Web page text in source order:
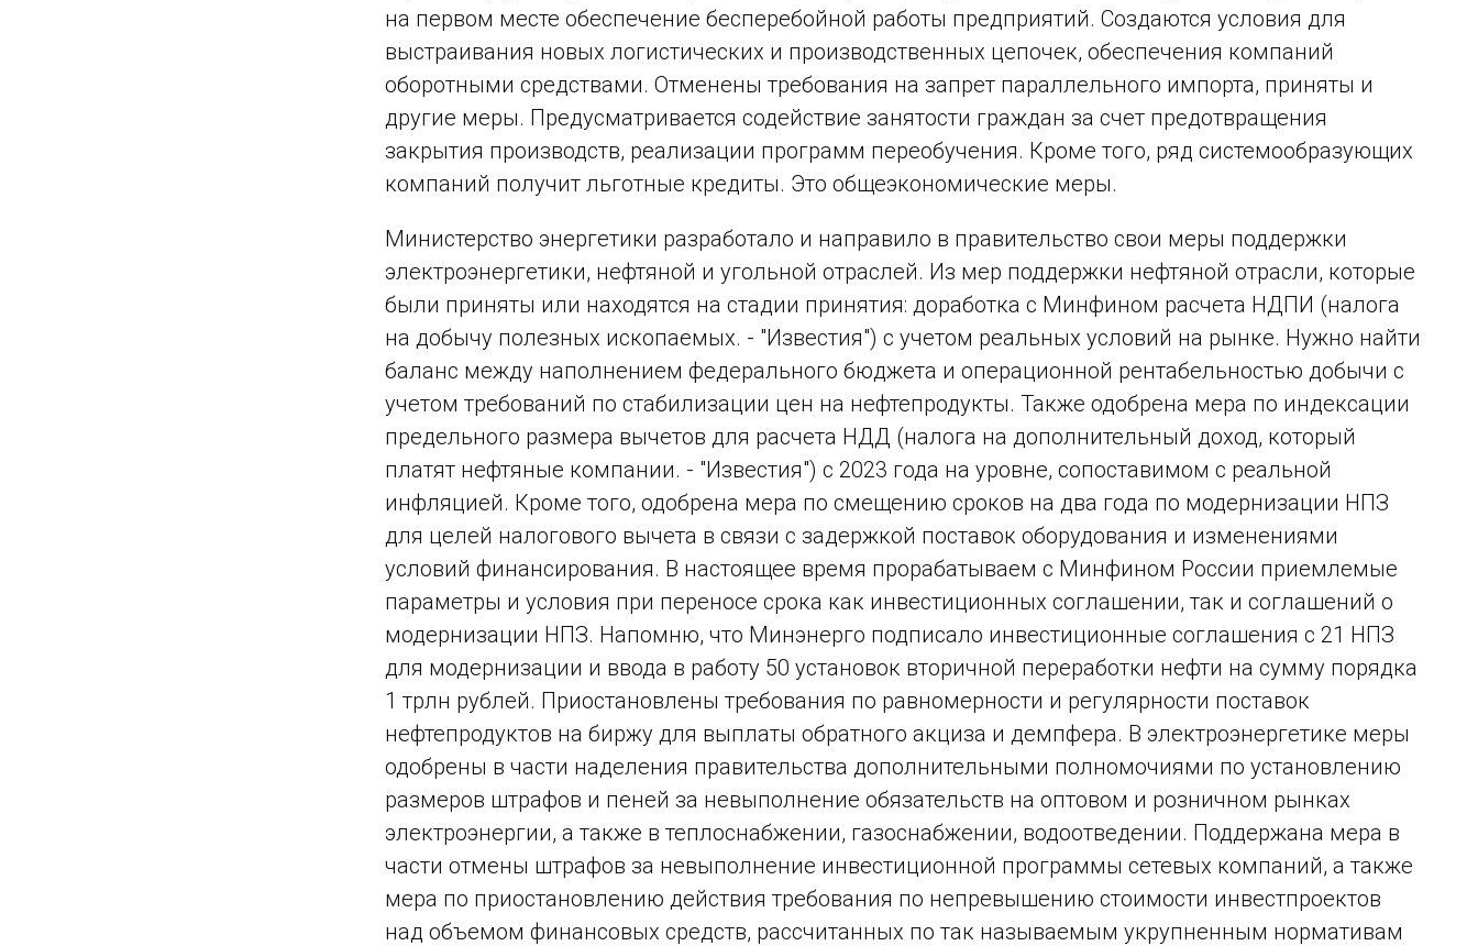
на первом месте обеспечение бесперебойной работы предприятий. Создаются условия для
выстраивания новых логистических и производственных цепочек, обеспечения компаний
оборотными средствами. Отменены требования на запрет параллельного импорта, приняты и
другие меры. Предусматривается содействие занятости граждан за счет предотвращения
закрытия производств, реализации программ переобучения. Кроме того, ряд системообразующих
компаний получит льготные кредиты. Это общеэкономические меры.
Министерство энергетики разработало и направило в правительство свои меры поддержки
электроэнергетики, нефтяной и угольной отраслей. Из мер поддержки нефтяной отрасли, которые
были приняты или находятся на стадии принятия: доработка с Минфином расчета НДПИ (налога
на добычу полезных ископаемых. - "Известия") с учетом реальных условий на рынке. Нужно найти
баланс между наполнением федерального бюджета и операционной рентабельностью добычи с
учетом требований по стабилизации цен на нефтепродукты. Также одобрена мера по индексации
предельного размера вычетов для расчета НДД (налога на дополнительный доход, который
платят нефтяные компании. - "Известия") с 2023 года на уровне, сопоставимом с реальной
инфляцией. Кроме того, одобрена мера по смещению сроков на два года по модернизации НПЗ
для целей налогового вычета в связи с задержкой поставок оборудования и изменениями
условий финансирования. В настоящее время прорабатываем с Минфином России приемлемые
параметры и условия при переносе срока как инвестиционных соглашении, так и соглашений о
модернизации НПЗ. Напомню, что Минэнерго подписало инвестиционные соглашения с 21 НПЗ
для модернизации и ввода в работу 50 установок вторичной переработки нефти на сумму порядка
1 трлн рублей. Приостановлены требования по равномерности и регулярности поставок
нефтепродуктов на биржу для выплаты обратного акциза и демпфера. В электроэнергетике меры
одобрены в части наделения правительства дополнительными полномочиями по установлению
размеров штрафов и пеней за невыполнение обязательств на оптовом и розничном рынках
электроэнергии, а также в теплоснабжении, газоснабжении, водоотведении. Поддержана мера в
части отмены штрафов за невыполнение инвестиционной программы сетевых компаний, а также
мера по приостановлению действия требования по непревышению стоимости инвестпроектов
над объемом финансовых средств, рассчитанных по так называемым укрупненным нормативам